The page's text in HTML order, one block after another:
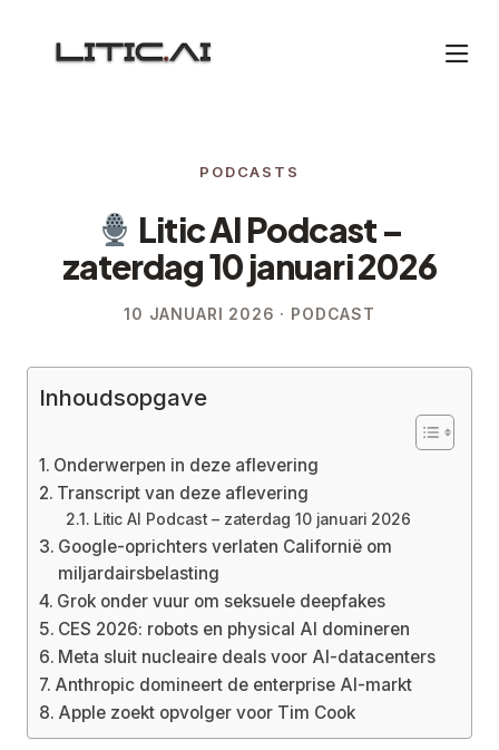
PODCASTS
Litic AI Podcast –
zaterdag 10 januari 2026
10 JANUARI 2026 · PODCAST
Inhoudsopgave
Onderwerpen in deze aflevering
Transcript van deze aflevering
Litic AI Podcast – zaterdag 10 januari 2026
Google-oprichters verlaten Californië om
miljardairsbelasting
Grok onder vuur om seksuele deepfakes
CES 2026: robots en physical AI domineren
Meta sluit nucleaire deals voor AI-datacenters
Anthropic domineert de enterprise AI-markt
Apple zoekt opvolger voor Tim Cook